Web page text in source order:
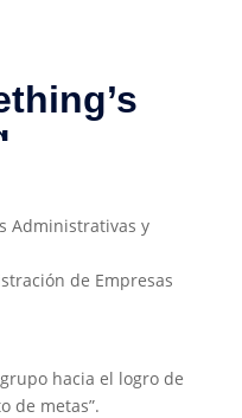
Administrativas y
de Empresas
hacia el logro de
de metas”.